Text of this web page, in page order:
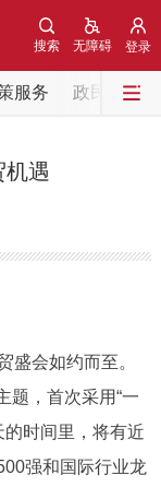
登录
无障碍
搜索
服务 政民互动
政策服务
机遇
会如约而至。
题，首次采用“一
的时间里，将有近
强和国际行业龙